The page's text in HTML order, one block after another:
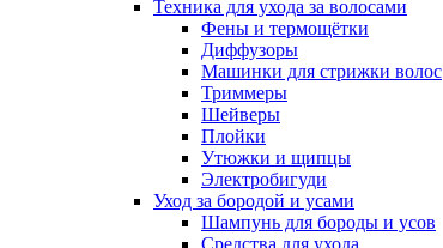
Техника для ухода за волосами
Фены и термощётки
Диффузоры
Машинки для стрижки волос
Триммеры
Шейверы
Плойки
Утюжки и щипцы
Электробигуди
Уход за бородой и усами
Шампунь для бороды и усов
Средства для ухода